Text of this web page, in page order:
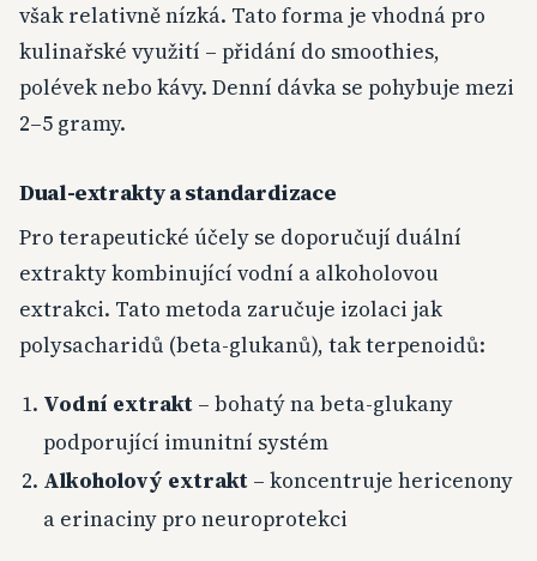
však relativně nízká. Tato forma je vhodná pro
kulinařské využití – přidání do smoothies,
polévek nebo kávy. Denní dávka se pohybuje mezi
2–5 gramy.
Dual-extrakty a standardizace
Pro terapeutické účely se doporučují duální
extrakty kombinující vodní a alkoholovou
extrakci. Tato metoda zaručuje izolaci jak
polysacharidů (beta-glukanů), tak terpenoidů:
Vodní extrakt – bohatý na beta-glukany
podporující imunitní systém
Alkoholový extrakt – koncentruje hericenony
a erinaciny pro neuroprotekci